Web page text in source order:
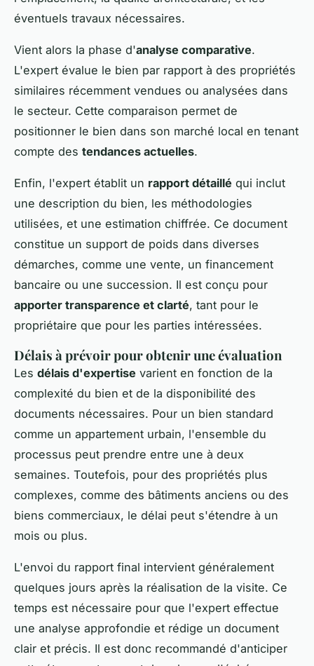
éventuels travaux nécessaires.
Vient alors la phase d'analyse comparative.
L'expert évalue le bien par rapport à des propriétés
similaires récemment vendues ou analysées dans
le secteur. Cette comparaison permet de
positionner le bien dans son marché local en tenant
compte des tendances actuelles.
Enfin, l'expert établit un rapport détaillé qui inclut
une description du bien, les méthodologies
utilisées, et une estimation chiffrée. Ce document
constitue un support de poids dans diverses
démarches, comme une vente, un financement
bancaire ou une succession. Il est conçu pour
apporter transparence et clarté, tant pour le
propriétaire que pour les parties intéressées.
Délais à prévoir pour obtenir une évaluation
Les délais d'expertise varient en fonction de la
complexité du bien et de la disponibilité des
documents nécessaires. Pour un bien standard
comme un appartement urbain, l'ensemble du
processus peut prendre entre une à deux
semaines. Toutefois, pour des propriétés plus
complexes, comme des bâtiments anciens ou des
biens commerciaux, le délai peut s'étendre à un
mois ou plus.
L'envoi du rapport final intervient généralement
quelques jours après la réalisation de la visite. Ce
temps est nécessaire pour que l'expert effectue
une analyse approfondie et rédige un document
clair et précis. Il est donc recommandé d'anticiper